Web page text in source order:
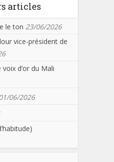
articles
le ton 23/06/2026
vice-président de
d’or du Mali
06/2026